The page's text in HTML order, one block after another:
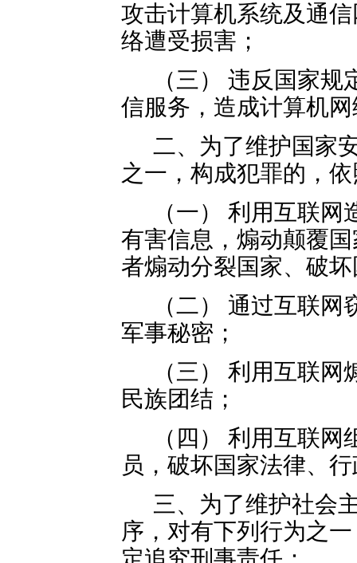
攻击计算机系统及通
络遭受损害；
（三） 违反国家
信服务，造成计算机
二、为了维护国家
之一，构成犯罪的，
（一） 利用互联
有害信息，煽动颠覆
者煽动分裂国家、破
（二） 通过互联
军事秘密；
（三） 利用互联
民族团结；
（四） 利用互联
员，破坏国家法律、
三、为了维护社会
序，对有下列行为之